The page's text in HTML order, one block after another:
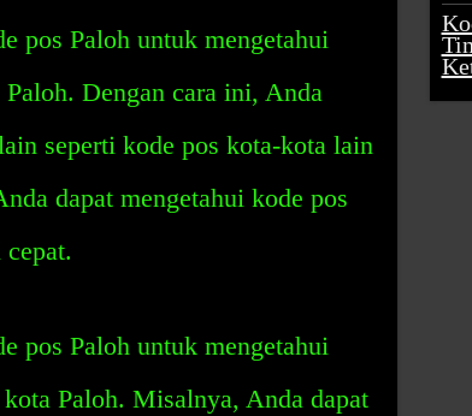
pos Paloh untuk mengetahui
Dengan cara ini, Anda
seperti kode pos kota-kota lain
dapat mengetahui kode pos
pos Paloh untuk mengetahui
Paloh. Misalnya, Anda dapat